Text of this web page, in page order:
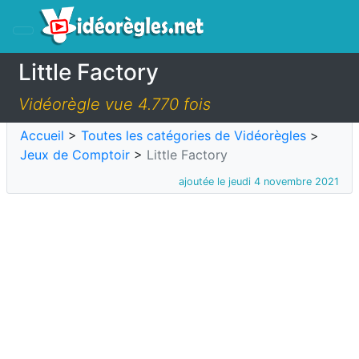
Little Factory
Vidéorègle vue 4.770 fois
Accueil > Toutes les catégories de Vidéorègles >
Jeux de Comptoir > Little Factory
ajoutée le jeudi 4 novembre 2021